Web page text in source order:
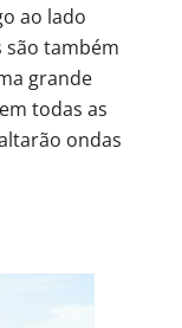
ao lado
são também
grande
todas as
ondas